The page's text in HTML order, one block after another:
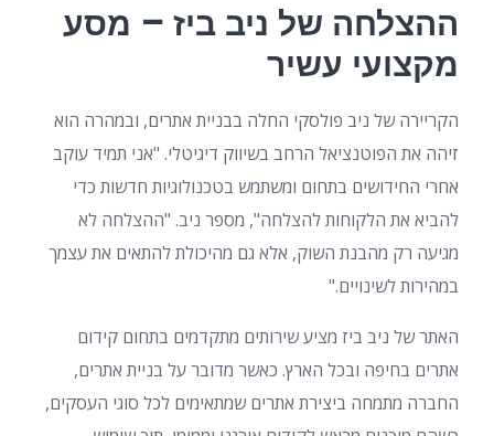
ההצלחה של ניב ביז – מסע
מקצועי עשיר
הקריירה של ניב פולסקי החלה בבניית אתרים, ובמהרה הוא
זיהה את הפוטנציאל הרחב בשיווק דיגיטלי. "אני תמיד עוקב
אחרי החידושים בתחום ומשתמש בטכנולוגיות חדשות כדי
להביא את הלקוחות להצלחה", מספר ניב. "ההצלחה לא
מגיעה רק מהבנת השוק, אלא גם מהיכולת להתאים את עצמך
במהירות לשינויים."
האתר של ניב ביז מציע שירותים מתקדמים בתחום קידום
אתרים בחיפה ובכל הארץ. כאשר מדובר על בניית אתרים,
החברה מתמחה ביצירת אתרים שמתאימים לכל סוגי העסקים,